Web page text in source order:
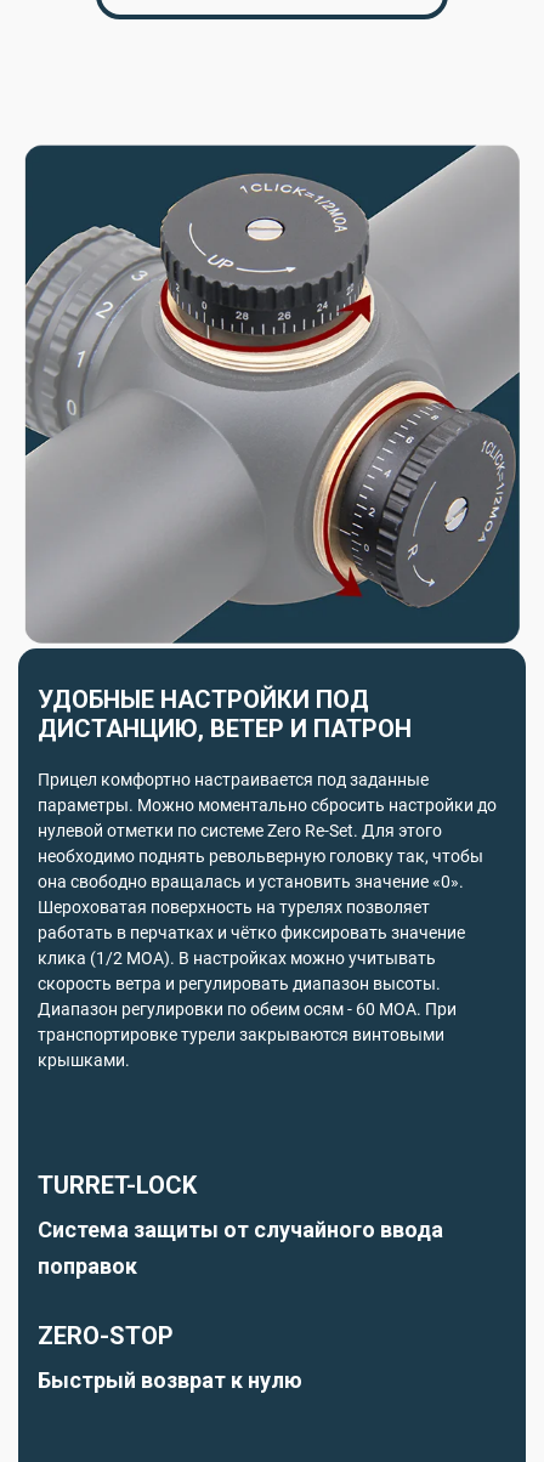
УДОБНЫЕ НАСТРОЙКИ ПОД
ДИСТАНЦИЮ, ВЕТЕР И ПАТРОН
Прицел комфортно настраивается под заданные
параметры. Можно моментально сбросить настройки до
нулевой отметки по системе Zero Re-Set. Для этого
необходимо поднять револьверную головку так, чтобы
она свободно вращалась и установить значение «0».
Шероховатая поверхность на турелях позволяет
работать в перчатках и чётко фиксировать значение
клика (1/2 MOA). В настройках можно учитывать
скорость ветра и регулировать диапазон высоты.
Диапазон регулировки по обеим осям - 60 MOA. При
транспортировке турели закрываются винтовыми
крышками.
TURRET-LOCK
Система защиты от случайного ввода
поправок
ZERO-STOP
Быстрый возврат к нулю